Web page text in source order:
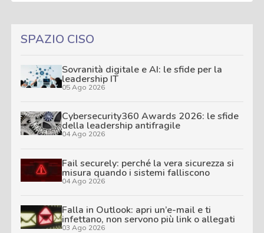
SPAZIO CISO
Sovranità digitale e AI: le sfide per la
leadership IT
05 Ago 2026
Cybersecurity360 Awards 2026: le sfide
della leadership antifragile
04 Ago 2026
Fail securely: perché la vera sicurezza si
misura quando i sistemi falliscono
04 Ago 2026
Falla in Outlook: apri un’e-mail e ti
infettano, non servono più link o allegati
03 Ago 2026